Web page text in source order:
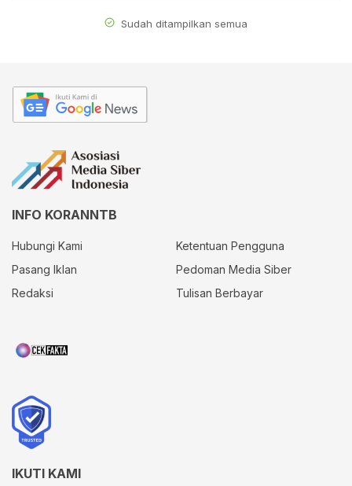
Sudah ditampilkan semua
INFO KORANNTB
Hubungi Kami
Ketentuan Pengguna
Pasang Iklan
Pedoman Media Siber
Redaksi
Tulisan Berbayar
IKUTI KAMI